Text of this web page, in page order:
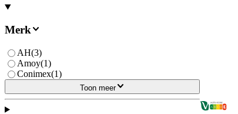
Merk
AH(3)
Amoy(1)
Conimex(1)
Toon meer